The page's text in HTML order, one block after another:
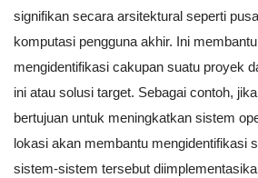
signifikan secara arsitektural seperti
komputasi pengguna akhir. Ini
mengidentifikasi cakupan suatu proyek
ini atau solusi target. Sebagai contoh,
bertujuan untuk meningkatkan sistem
lokasi akan membantu mengidentifikasi
sistem-sistem tersebut